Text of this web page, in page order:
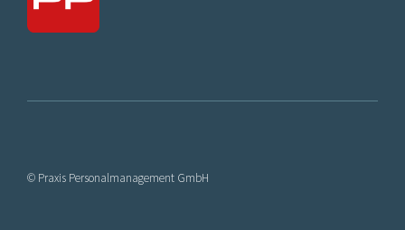
© Praxis Personalmanagement GmbH